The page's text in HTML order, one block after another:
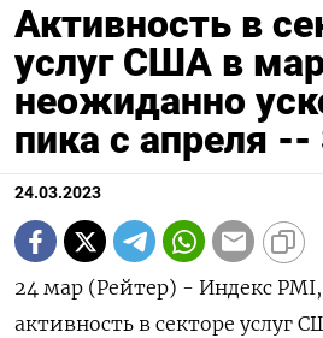
Активность в
услуг США в
неожиданно
пика с апреля --
24.03.2023
24 мар (Рейтер) - Индекс
активность в секторе услуг